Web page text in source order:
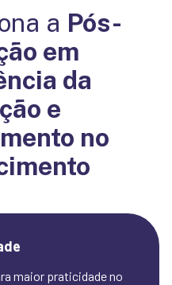
maior praticidade no
a Pós-
em
da
e
no